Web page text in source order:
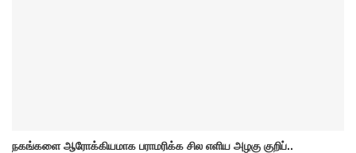
நகங்களை ஆரோக்கியமாக பராமரிக்க சில எளிய அழகு குறிப்..